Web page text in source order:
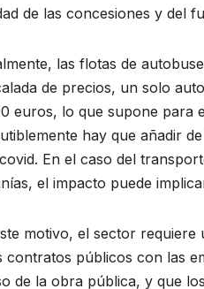
de las concesiones y del
las flotas de
de precios, un solo
euros, lo que supone para
hay que añadir
En el caso del
el impacto puede
motivo, el sector requiere
contratos públicos con las
de la obra pública, y que